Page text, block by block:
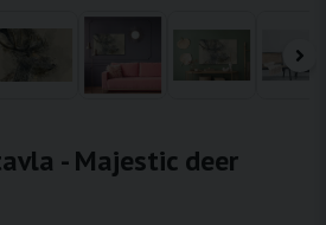
- Majestic deer